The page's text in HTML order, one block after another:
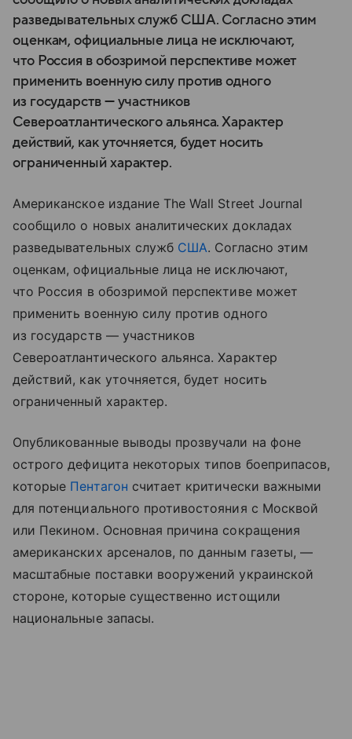
разведывательных служб США. Согласно этим
оценкам, официальные лица не исключают,
что Россия в обозримой перспективе может
применить военную силу против одного
из государств — участников
Североатлантического альянса. Характер
действий, как уточняется, будет носить
ограниченный характер.
Американское издание The Wall Street Journal
сообщило о новых аналитических докладах
разведывательных служб США. Согласно этим
оценкам, официальные лица не исключают,
что Россия в обозримой перспективе может
применить военную силу против одного
из государств — участников
Североатлантического альянса. Характер
действий, как уточняется, будет носить
ограниченный характер.
Опубликованные выводы прозвучали на фоне
острого дефицита некоторых типов боеприпасов,
которые Пентагон считает критически важными
для потенциального противостояния с Москвой
или Пекином. Основная причина сокращения
американских арсеналов, по данным газеты, —
масштабные поставки вооружений украинской
стороне, которые существенно истощили
национальные запасы.